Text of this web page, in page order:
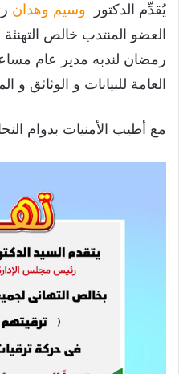
يُقدِّم الدكتور وسيم وهدان
العضو المنتدب خالص
رمضان لندبه مدير عام مساعد
العامة للبيانات و الوثائق و
مع أطيب الأمنيات بدوام